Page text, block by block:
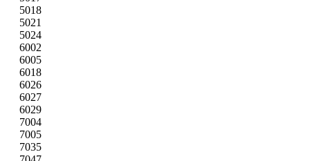
5018
5021
5024
6002
6005
6018
6026
6027
6029
7004
7005
7035